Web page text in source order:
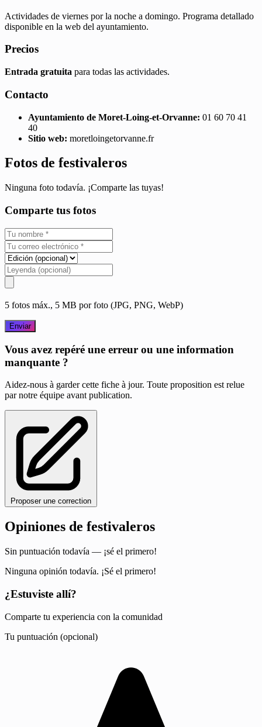
Actividades de viernes por la noche a domingo. Programa detallado
disponible en la web del ayuntamiento.
Precios
Entrada gratuita para todas las actividades.
Contacto
Ayuntamiento de Moret-Loing-et-Orvanne: 01 60 70 41
40
Sitio web: moretloingetorvanne.fr
Fotos de festivaleros
Ninguna foto todavía. ¡Comparte las tuyas!
Comparte tus fotos
5 fotos máx., 5 MB por foto (JPG, PNG, WebP)
Enviar
Vous avez repéré une erreur ou une information
manquante ?
Aidez-nous à garder cette fiche à jour. Toute proposition est relue
par notre équipe avant publication.
Proposer une correction
Opiniones de festivaleros
Sin puntuación todavía — ¡sé el primero!
Ninguna opinión todavía. ¡Sé el primero!
¿Estuviste allí?
Comparte tu experiencia con la comunidad
Tu puntuación (opcional)